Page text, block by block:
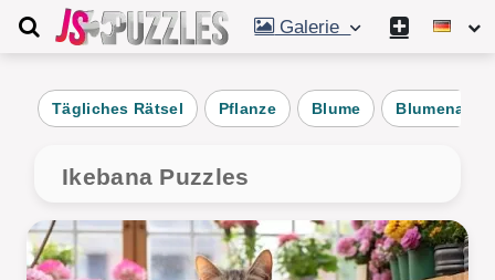
Galerie
Tägliches Rätsel Pflanze Blume
Ikebana Puzzles